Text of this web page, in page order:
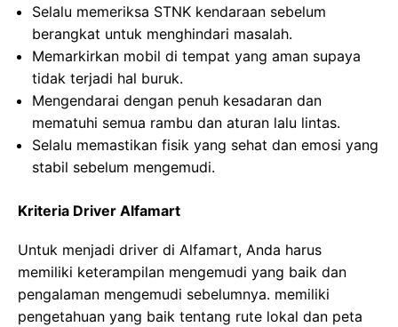
Selalu memeriksa STNK kendaraan sebelum
berangkat untuk menghindari masalah.
Memarkirkan mobil di tempat yang aman supaya
tidak terjadi hal buruk.
Mengendarai dengan penuh kesadaran dan
mematuhi semua rambu dan aturan lalu lintas.
Selalu memastikan fisik yang sehat dan emosi yang
stabil sebelum mengemudi.
Kriteria Driver Alfamart
Untuk menjadi driver di Alfamart, Anda harus
memiliki keterampilan mengemudi yang baik dan
pengalaman mengemudi sebelumnya. memiliki
pengetahuan yang baik tentang rute lokal dan peta